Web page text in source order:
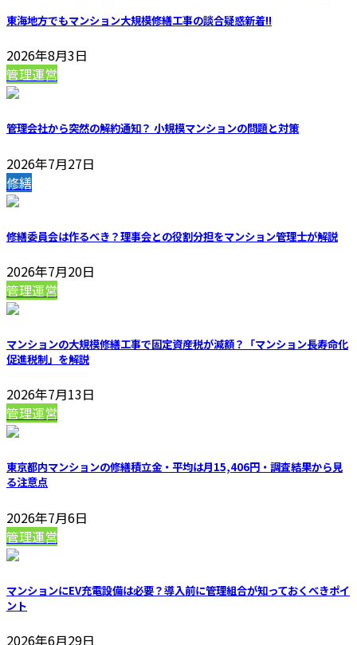
東海地方でもマンション大規模修繕工事の談合疑惑新着!!
2026年8月3日
管理運営
管理会社から突然の解約通知？ 小規模マンションの問題と対策
2026年7月27日
修繕
修繕委員会は作るべき？理事会との役割分担をマンション管理士が解説
2026年7月20日
管理運営
マンションの大規模修繕工事で固定資産税が減額？「マンション長寿命化
促進税制」を解説
2026年7月13日
管理運営
東京都内マンションの修繕積立金・平均は月15,406円・調査結果から見
る注意点
2026年7月6日
管理運営
マンションにEV充電設備は必要？導入前に管理組合が知っておくべきポイ
ント
2026年6月29日